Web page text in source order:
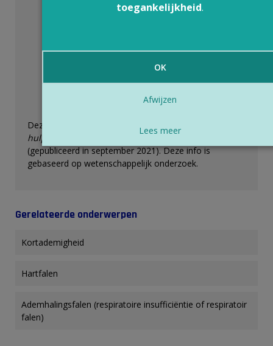
Deze eerstehulptip komt uit het handboek
hulp voor iedereen
van Rode Kruis-Vlaanderen
(gepubliceerd in september 2021). Deze info is
gebaseerd op wetenschappelijk onderzoek.
Gerelateerde onderwerpen
Kortademigheid
Hartfalen
Ademhalingsfalen (respiratoire insufficiëntie of respiratoir
falen)
toegankelijkheid.
OK
Afwijzen
Lees meer